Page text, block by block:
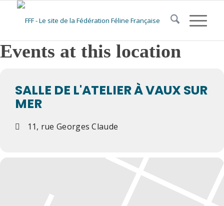
Events at this location
SALLE DE L'ATELIER À VAUX SUR
MER
11, rue Georges Claude